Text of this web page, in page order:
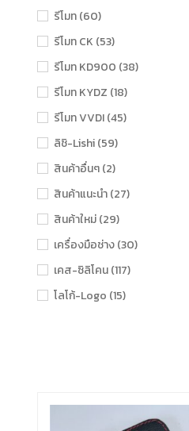
รีโมท (60)
รีโมท CK (53)
รีโมท KD900 (38)
รีโมท KYDZ (18)
รีโมท VVDI (45)
ลิชิ-Lishi (59)
สินค้าอื่นๆ (2)
สินค้าแนะนำ (27)
สินค้าใหม่ (29)
เครื่องมือช่าง (30)
เคส-ซิลิโคน (117)
โลโก้-Logo (15)